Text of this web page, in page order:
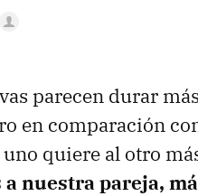
parecen durar
en comparación
quiere al otro
nuestra pareja,